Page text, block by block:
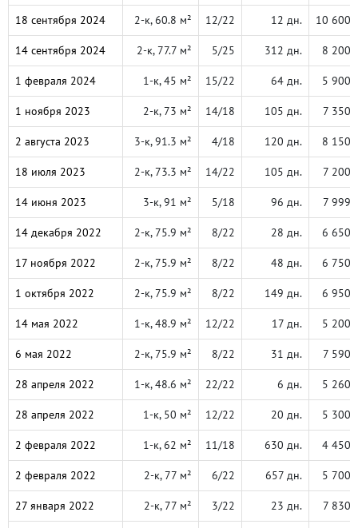
18 сентября 2024 2-к, 60.8 м² 12/22 12 дн. 10 600
14 сентября 2024 2-к, 77.7 м² 5/25 312 дн. 8 200
1 февраля 2024 1-к, 45 м² 15/22 64 дн. 5 900
1 ноября 2023 2-к, 73 м² 14/18 105 дн. 7 350
2 августа 2023 3-к, 91.3 м² 4/18 120 дн. 8 150
18 июля 2023 2-к, 73.3 м² 14/22 105 дн. 7 200
14 июня 2023 3-к, 91 м² 5/18 96 дн. 7 999
14 декабря 2022 2-к, 75.9 м² 8/22 28 дн. 6 650
17 ноября 2022 2-к, 75.9 м² 8/22 48 дн. 6 750
1 октября 2022 2-к, 75.9 м² 8/22 149 дн. 6 950
14 мая 2022 1-к, 48.9 м² 12/22 17 дн. 5 200
6 мая 2022 2-к, 75.9 м² 8/22 31 дн. 7 590
28 апреля 2022 1-к, 48.6 м² 22/22 6 дн. 5 260
28 апреля 2022 1-к, 50 м² 12/22 20 дн. 5 300
2 февраля 2022 1-к, 62 м² 11/18 630 дн. 4 450
2 февраля 2022 2-к, 77 м² 6/22 657 дн. 5 700
27 января 2022 2-к, 77 м² 3/22 23 дн. 7 830